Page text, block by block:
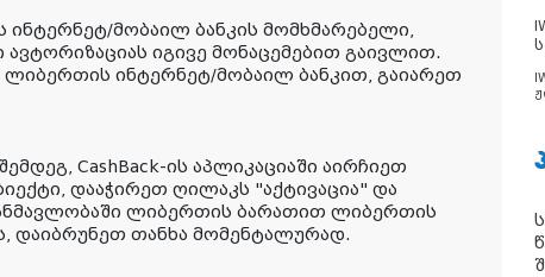
მობაილ ბანკის მომხმარებელი,
ავტორიზაციას იგივე მონაცემებით გაივლით.
ინტერნეტ/მობაილ ბანკით, გაიარეთ
CashBack-ის აპლიკაციაში აირჩიეთ
დააჭირეთ ღილაკს "აქტივაცია" და
ლიბერთის ბარათით ლიბერთის
დაიბრუნეთ თანხა მომენტალურად.